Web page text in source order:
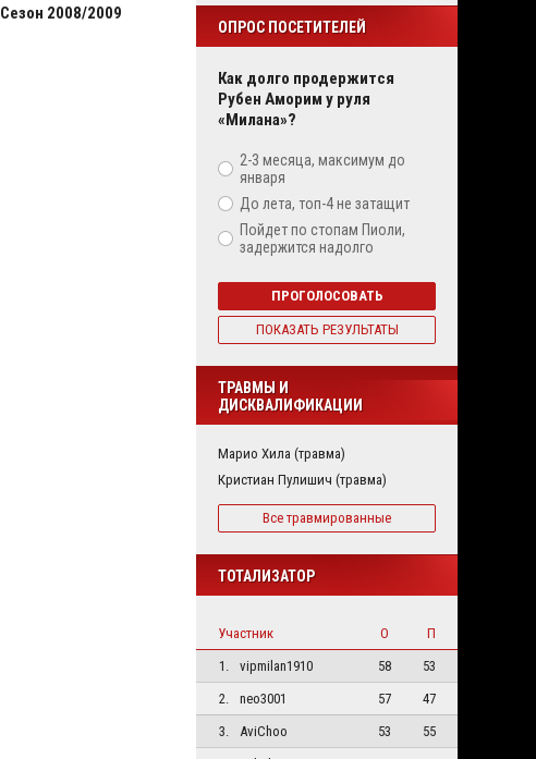
Сезон 2008/2009
ОПРОС ПОСЕТИТЕЛЕЙ
Как долго продержится
Рубен Аморим у руля
«Милана»?
2-3 месяца, максимум до
января
До лета, топ-4 не затащит
Пойдет по стопам Пиоли,
задержится надолго
ПРОГОЛОСОВАТЬ
ПОКАЗАТЬ РЕЗУЛЬТАТЫ
ТРАВМЫ И
ДИСКВАЛИФИКАЦИИ
Марио Хила (травма)
Кристиан Пулишич (травма)
Все травмированные
ТОТАЛИЗАТОР
Участник О
П
1.
vipmilan1910 58
53
2.
neo3001 57
47
3.
AviChoo 53
55